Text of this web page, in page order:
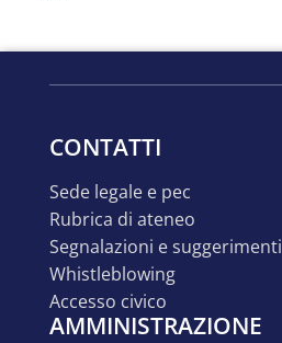
CONTATTI
sede legale e pec
rubrica di ateneo
segnalazioni e suggerimenti
whistleblowing
accesso civico
AMMINISTRAZIONE